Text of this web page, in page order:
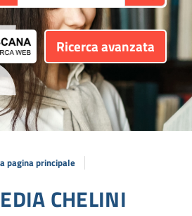
Ricerca avanzata
pagina principale
CHELINI